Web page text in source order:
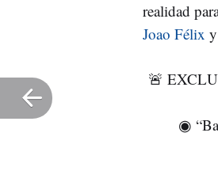
realidad
Joao Félix
🚨
◉